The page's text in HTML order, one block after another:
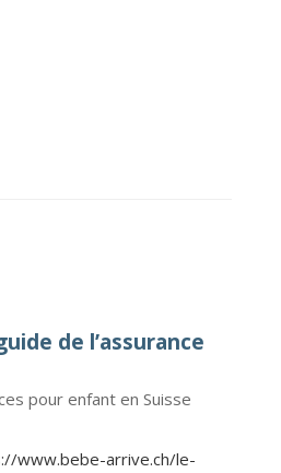
de l’assurance
www.bebe-arrive.ch/le-